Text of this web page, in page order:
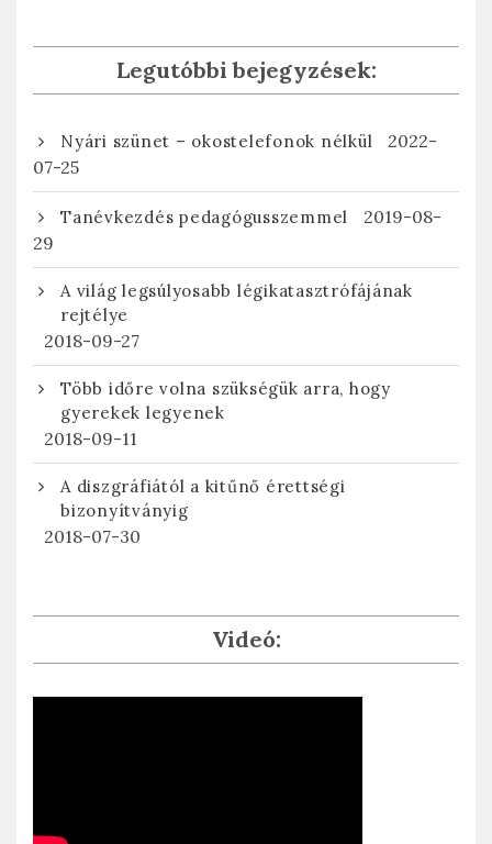
Legutóbbi bejegyzések:
Nyári szünet – okostelefonok nélkül
2022-
07-25
Tanévkezdés pedagógusszemmel
2019-08-
29
A világ legsúlyosabb légikatasztrófájának
rejtélye
2018-09-27
Több időre volna szükségük arra, hogy
gyerekek legyenek
2018-09-11
A diszgráfiától a kitűnő érettségi
bizonyítványig
2018-07-30
Videó: